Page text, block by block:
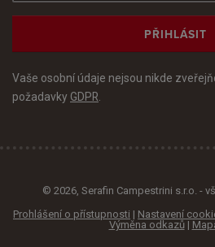
PŘIHLÁSIT
Vaše osobní údaje nejsou nikde
požadavky GDPR
© 2026, Serafin Campestrini s.r.o. -
Prohlášení o přístupnosti | Nastavení
Výměna odkazů |